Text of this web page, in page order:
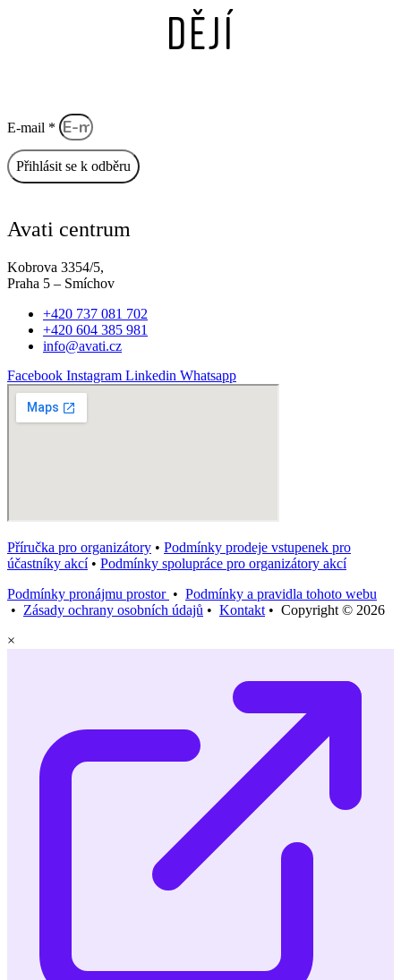
dějí
E-mail *
Přihlásit se k odběru
Avati centrum
Kobrova 3354/5,
Praha 5 – Smíchov
+420 737 081 702
+420 604 385 981
info@avati.cz
Facebook Instagram Linkedin Whatsapp
Příručka pro organizátory • Podmínky prodeje vstupenek pro
účastníky akcí• Podmínky spolupráce pro organizátory akcí
Podmínky pronájmu prostor • Podmínky a pravidla tohoto webu
• Zásady ochrany osobních údajů • Kontakt • Copyright © 2026
×